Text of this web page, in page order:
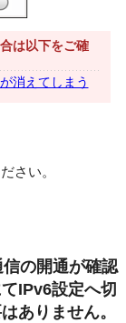
は以下をご確
消えてしまう
さい。
の開通が確認
IPv6設定へ切
ありません。